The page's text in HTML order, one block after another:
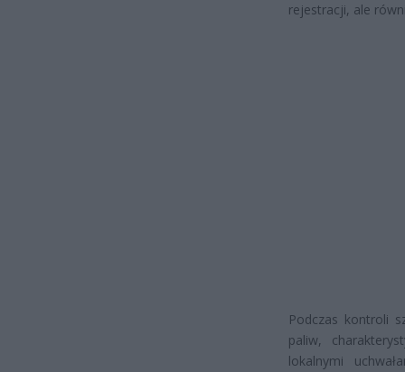
rejestracji, ale
Podczas kontroli
paliw,
lokalnymi